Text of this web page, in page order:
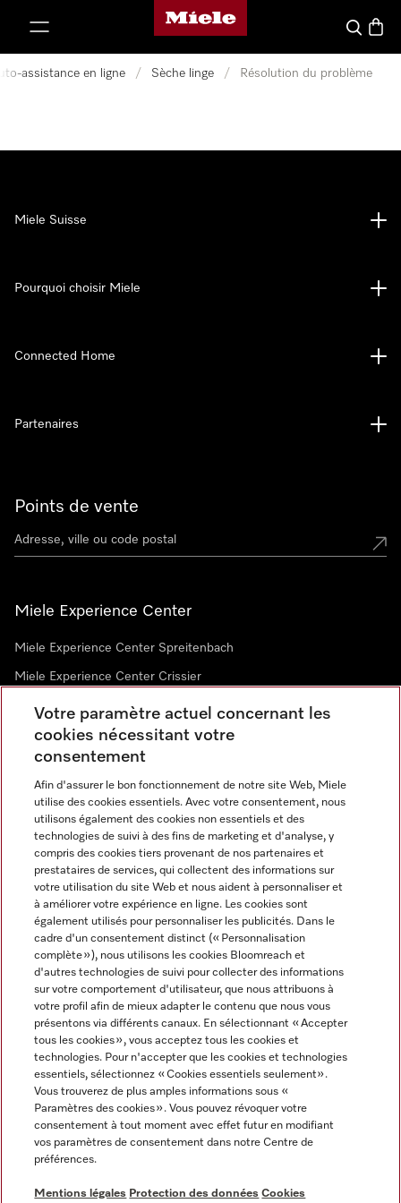
Page d'accueil de Miele
Search
assistance en ligne / Sèche linge / Résolution du problème
Points de vente
Miele Experience Center
Miele Experience Center Spreitenbach
Miele Experience Center Crissier
Newsletter
Langue
FRANÇAIS
Miele Suisse
Pourquoi choisir Miele
Connected Home
Partenaires
Mentions légales
CGV
Protection des données
Miele sur Youtube
Votre paramètre actuel concernant les
cookies nécessitant votre
consentement
Afin d'assurer le bon fonctionnement de notre site Web, Miele
utilise des cookies essentiels. Avec votre consentement, nous
utilisons également des cookies non essentiels et des
technologies de suivi à des fins de marketing et d'analyse, y
compris des cookies tiers provenant de nos partenaires et
prestataires de services, qui collectent des informations sur
votre utilisation du site Web et nous aident à personnaliser et
à améliorer votre expérience en ligne. Les cookies sont
également utilisés pour personnaliser les publicités. Dans le
cadre d'un consentement distinct (« Personnalisation
complète »), nous utilisons les cookies Bloomreach et
d'autres technologies de suivi pour collecter des informations
sur votre comportement d'utilisateur, que nous attribuons à
votre profil afin de mieux adapter le contenu que nous vous
présentons via différents canaux. En sélectionnant « Accepter
tous les cookies », vous acceptez tous les cookies et
technologies. Pour n'accepter que les cookies et technologies
essentiels, sélectionnez « Cookies essentiels seulement».
Vous trouverez de plus amples informations sous «
Paramètres des cookies ». Vous pouvez révoquer votre
consentement à tout moment avec effet futur en modifiant
vos paramètres de consentement dans notre Centre de
préférences.
Mentions légales Protection des données Cookies